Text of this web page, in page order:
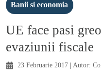
Banii si economia
UE face pasi
evaziunii fiscale
23 Februarie 2017 | Autor: